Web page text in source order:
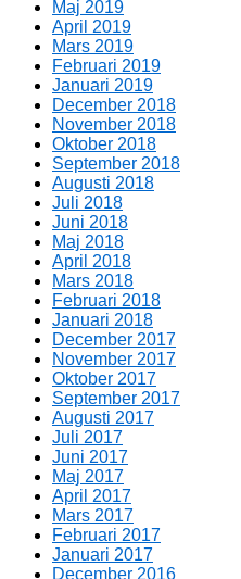
Maj 2019
April 2019
Mars 2019
Februari 2019
Januari 2019
December 2018
November 2018
Oktober 2018
September 2018
Augusti 2018
Juli 2018
Juni 2018
Maj 2018
April 2018
Mars 2018
Februari 2018
Januari 2018
December 2017
November 2017
Oktober 2017
September 2017
Augusti 2017
Juli 2017
Juni 2017
Maj 2017
April 2017
Mars 2017
Februari 2017
Januari 2017
December 2016